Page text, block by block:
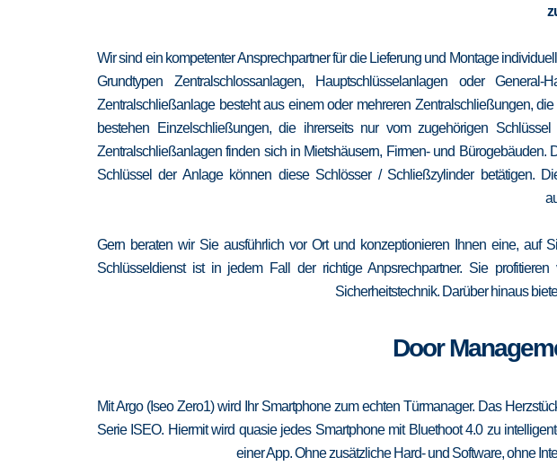
Wir sind ein kompetenter Ansprechpartner für die Lieferung und Montage
Grundtypen Zentralschlossanlagen, Hauptschlüsselanlagen oder
Zentralschließanlage besteht aus einem oder mehreren Zentralschließungen,
bestehen Einzelschließungen, die ihrerseits nur vom zugehörigen
Zentralschließanlagen finden sich in Mietshäusern, Firmen- und
Schlüssel der Anlage können diese Schlösser / Schließzylinder betätigen.
Gern beraten wir Sie ausführlich vor Ort und konzeptionieren Ihnen eine, auf
Schlüsseldienst ist in jedem Fall der richtige Anpsrechpartner. Sie
Sicherheitstechnik. Darüber hinaus
Door
Mit Argo (Iseo Zero1) wird Ihr Smartphone zum echten Türmanager. Das
Serie ISEO. Hiermit wird quasie jedes Smartphone mit Bluethoot 4.0 zu
einer App. Ohne zusätzliche Hard- und Software, ohne